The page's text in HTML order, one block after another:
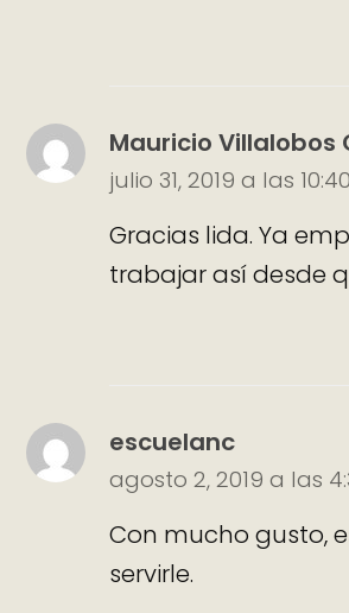
Mauricio Villalobos
julio 31, 2019 a las
Gracias lida. Ya
trabajar así desde
escuelanc
agosto 2, 2019 a las
Con mucho gusto,
servirle.